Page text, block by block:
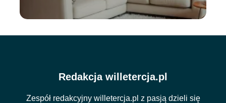
Redakcja willetercja.pl
Zespół redakcyjny willetercja.pl z pasją dzieli się